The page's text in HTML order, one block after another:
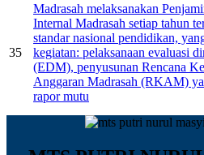
35
Madrasah melaksanakan
Internal Madrasah setiap tahun
standar nasional pendidikan,
kegiatan: pelaksanaan evaluasi
(EDM), penyusunan Rencana
Anggaran Madrasah (RKAM)
rapor mutu